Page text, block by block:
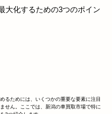
大化するための3つのポイン
るためには、いくつかの重要な要素に注目
せん。ここでは、新潟の車買取市場で特に